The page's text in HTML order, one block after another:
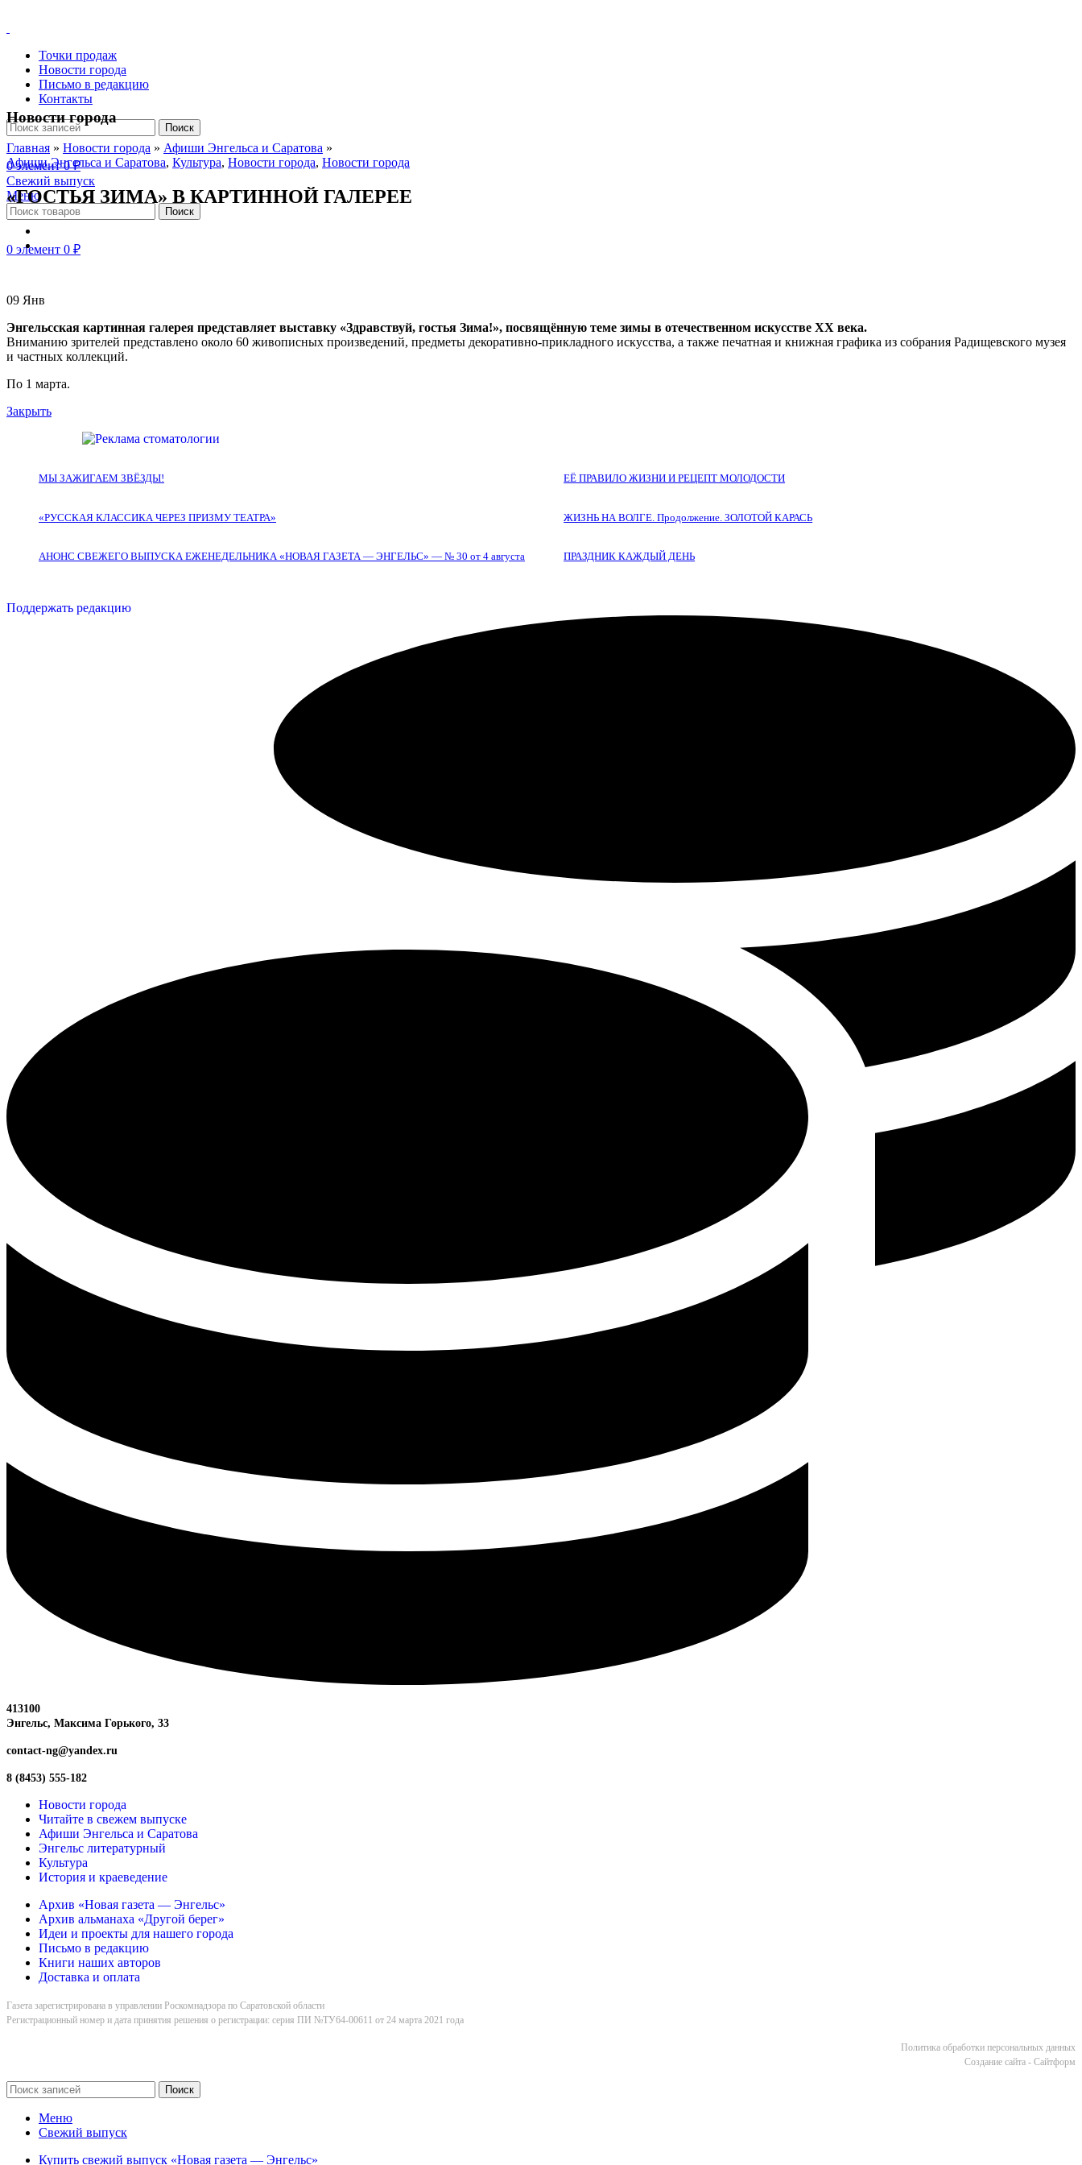
Точки продаж
Новости города
Письмо в редакцию
Контакты
Поиск
0элемент 0₽
Свежий выпуск
Меню
Поиск
0 элемент 0 ₽
Новости города
Главная » Новости города » Афиши Энгельса и Саратова »
Афиши Энгельса и Саратова, Культура, Новости города, Новости города
«ГОСТЬЯ ЗИМА» В КАРТИННОЙ ГАЛЕРЕЕ
09 Янв
Энгельсская картинная галерея представляет выставку «Здравствуй, гостья Зима!», посвящённую теме зимы в отечественном искусстве ХХ века.
Вниманию зрителей представлено около 60 живописных произведений, предметы декоративно-прикладного искусства, а также печатная и книжная графика из собрания Радищевского музея
и частных коллекций.
По 1 марта.
Закрыть
МЫ ЗАЖИГАЕМ ЗВЁЗДЫ! ЕЁ ПРАВИЛО ЖИЗНИ И РЕЦЕПТ МОЛОДОСТИ
«РУССКАЯ КЛАССИКА ЧЕРЕЗ ПРИЗМУ ТЕАТРА» ЖИЗНЬ НА ВОЛГЕ. Продолжение. ЗОЛОТОЙ КАРАСЬ
АНОНС СВЕЖЕГО ВЫПУСКА ЕЖЕНЕДЕЛЬНИКА «НОВАЯ ГАЗЕТА — ЭНГЕЛЬС» — № 30 от 4 августа ПРАЗДНИК КАЖДЫЙ ДЕНЬ
Поддержать редакцию
413100
Энгельс, Максима Горького, 33
contact-ng@yandex.ru
8 (8453) 555-182
Новости города
Читайте в свежем выпуске
Афиши Энгельса и Саратова
Энгельс литературный
Культура
История и краеведение
Архив «Новая газета — Энгельс»
Архив альманаха «Другой берег»
Идеи и проекты для нашего города
Письмо в редакцию
Книги наших авторов
Доставка и оплата
Газета зарегистрирована в управлении Роскомнадзора по Саратовской области
Регистрационный номер и дата принятия решения о регистрации: серия ПИ №ТУ64-00611 от 24 марта 2021 года
Политика обработки персональных данных
Cоздание сайта - Сайтформ
Поиск
Меню
Свежий выпуск
Купить свежий выпуск «Новая газета — Энгельс»